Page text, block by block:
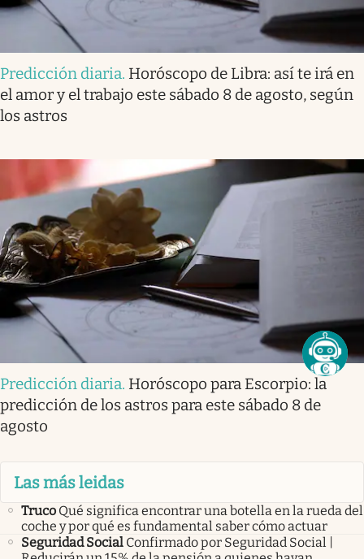
Predicción diaria. Horóscopo de Libra: así te irá en
el amor y el trabajo este sábado 8 de agosto, según
los astros
Predicción diaria. Horóscopo para Escorpio: la
predicción de los astros para este sábado 8 de
agosto
Las más leidas
Truco Qué significa encontrar una botella en la rueda del
coche y por qué es fundamental saber cómo actuar
Seguridad Social Confirmado por Seguridad Social |